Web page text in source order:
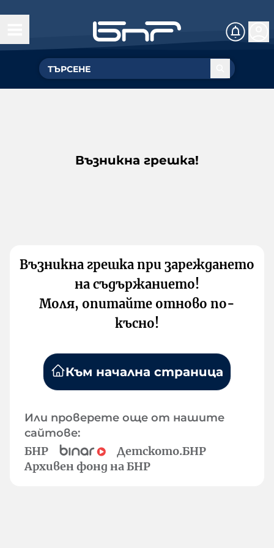
Възникна грешка!
Възникна грешка при зареждането
на съдържанието!
Моля, опитайте отново по-
късно!
Към начална страница
Или проверете още от нашите
сайтове:
БНР
Детското.БНР
Архивен фонд на БНР